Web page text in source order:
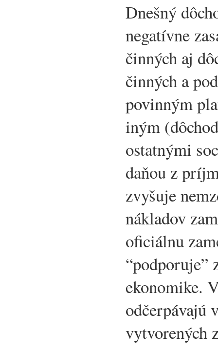
Dnešný
negatívne
činných aj
činných a
povinným
iným
ostatnými
daňou z
zvyšuje
nákladov
oficiálnu
“podporuje”
ekonomike.
odčerpávajú
vytvorených